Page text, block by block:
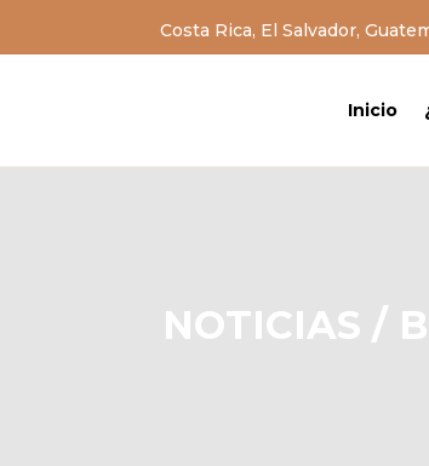
Costa Rica, El Salvador,
Inicio
NOTICIAS /